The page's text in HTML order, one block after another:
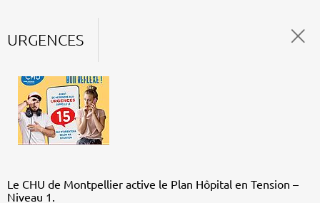
URGENCES
Le CHU de Montpellier active le Plan Hôpital en Tension –
Niveau 1.